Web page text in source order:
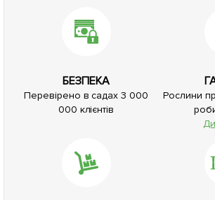
БЕЗПЕКА
Перевірено в садах 3 000
000 клієнтів
Рослини